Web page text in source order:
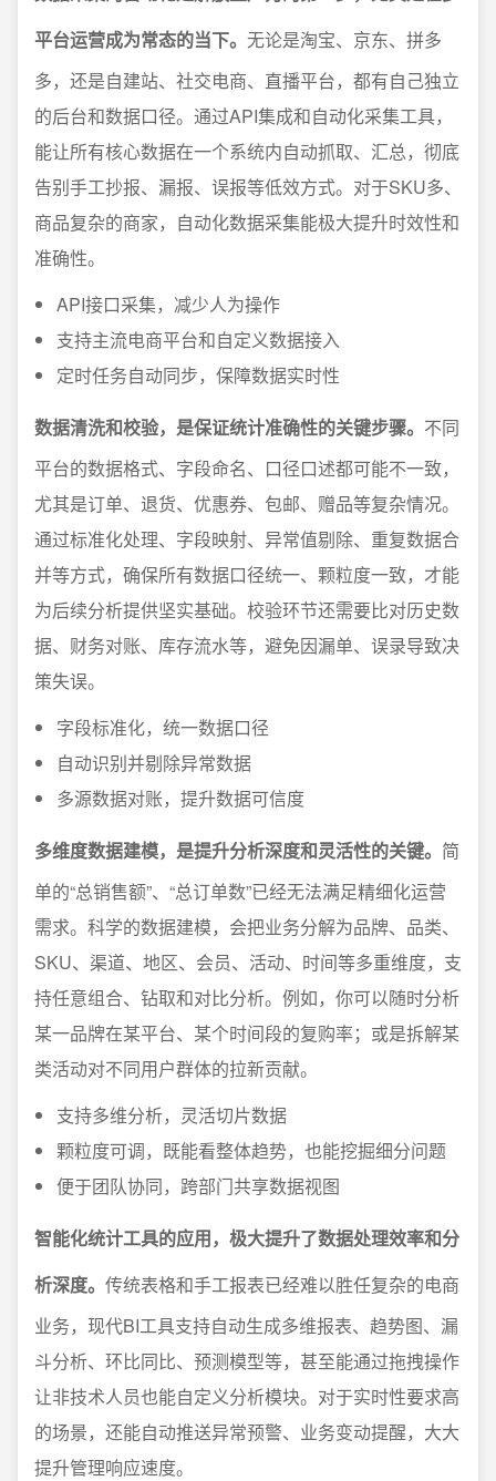
平台运营成为常态的当下。 无论是淘宝、京东、拼多
多，还是自建站、社交电商、直播平台，都有自己独立
的后台和数据口径。通过API集成和自动化采集工具，
能让所有核心数据在一个系统内自动抓取、汇总，彻底
告别手工抄报、漏报、误报等低效方式。对于SKU多、
商品复杂的商家，自动化数据采集能极大提升时效性和
准确性。
API接口采集，减少人为操作
支持主流电商平台和自定义数据接入
定时任务自动同步，保障数据实时性
数据清洗和校验，是保证统计准确性的关键步骤。 不同
平台的数据格式、字段命名、口径口述都可能不一致，
尤其是订单、退货、优惠券、包邮、赠品等复杂情况。
通过标准化处理、字段映射、异常值剔除、重复数据合
并等方式，确保所有数据口径统一、颗粒度一致，才能
为后续分析提供坚实基础。校验环节还需要比对历史数
据、财务对账、库存流水等，避免因漏单、误录导致决
策失误。
字段标准化，统一数据口径
自动识别并剔除异常数据
多源数据对账，提升数据可信度
多维度数据建模，是提升分析深度和灵活性的关键。 简
单的“总销售额”、“总订单数”已经无法满足精细化运营
需求。科学的数据建模，会把业务分解为品牌、品类、
SKU、渠道、地区、会员、活动、时间等多重维度，支
持任意组合、钻取和对比分析。例如，你可以随时分析
某一品牌在某平台、某个时间段的复购率；或是拆解某
类活动对不同用户群体的拉新贡献。
支持多维分析，灵活切片数据
颗粒度可调，既能看整体趋势，也能挖掘细分问题
便于团队协同，跨部门共享数据视图
智能化统计工具的应用，极大提升了数据处理效率和分
析深度。 传统表格和手工报表已经难以胜任复杂的电商
业务，现代BI工具支持自动生成多维报表、趋势图、漏
斗分析、环比同比、预测模型等，甚至能通过拖拽操作
让非技术人员也能自定义分析模块。对于实时性要求高
的场景，还能自动推送异常预警、业务变动提醒，大大
提升管理响应速度。